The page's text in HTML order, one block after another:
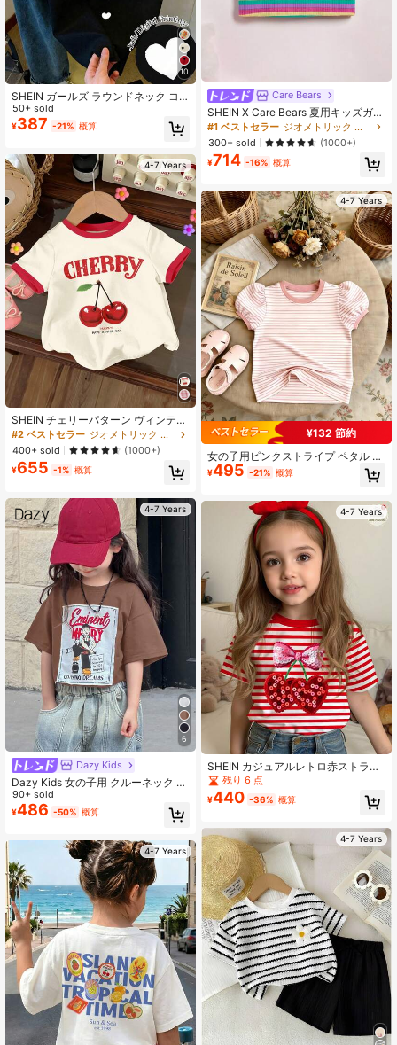
10
SHEIN ガールズ ラウンドネック コ
ントラストトリム ハート柄 カジュア
ル ミニマリスト 半袖Tシャツ、夏の
日常着、学校再開、姉妹お揃い、バ
ツセット ガールズ可愛い服 ハート
50+ sold
¥387 -21% 概算
4-7 Years
SHEIN チェリーパターン ヴィンテー
ジ風 ガールズ カジュアル クラシッ
ク ラウンドネック 半袖Tシャツ、春
夏シーズンに適しています
#2 ベストセラー
ジオメトリック 若い女の子のTシャツ
400+ sold
(1000+)
¥655 -1% 概算
4-7 Years
6
Dazy Kids
Dazy Kids 女の子用 クルーネック プ
リント 半袖 ニットTシャツ、夏
90+ sold
¥486 -50% 概算
4-7 Years
Care Bears
SHEIN X Care Bears 夏用キッズガー
ルズ タンクトップ ストライプカラー
ブロック ベア＆文字プリント
#1 ベストセラー
ジオメトリック 若い女の子のタンクトップとキャミソール
300+ sold
(1000+)
¥714 -16% 概算
4-7 Years
¥132 節約
女の子用ピンクストライプ ペタル ス
リーブTシャツ、新作夏ファッション
トップス
¥495 -21% 概算
4-7 Years
SHEIN カジュアルレトロ赤ストライ
プ フルーツハート チェリーパターン
ラウンドネック 半袖Tシャツ、学校
再開シーズン、カレッジスタイル、
服、女の子トップス、可愛い子供ト
ップス、女の子Tシャツ、子供ストラ
イプTシャツ、若い女の子の服、チェ
リープリントTシャツ
残り 6 点
¥440 -36% 概算
4-7 Years